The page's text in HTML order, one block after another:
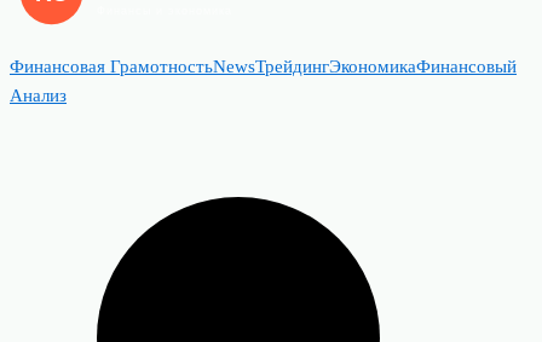
Финансовая ГрамотностьNewsТрейдингЭкономикаФинансовый
Анализ